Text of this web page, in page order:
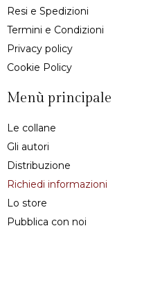
Resi e Spedizioni
Termini e Condizioni
Privacy policy
Cookie Policy
Menù principale
Le collane
Gli autori
Distribuzione
Richiedi informazioni
Lo store
Pubblica con noi